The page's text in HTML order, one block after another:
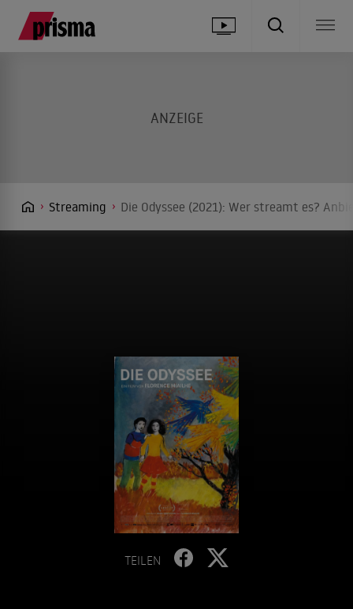
Streaming Die Odyssee (2021): Wer streamt es?
TEILEN